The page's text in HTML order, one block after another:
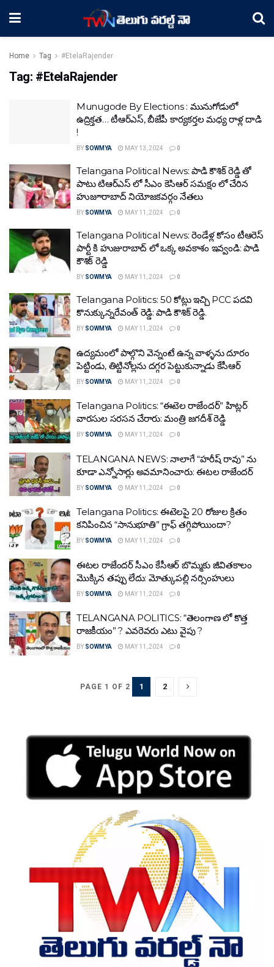
Home Tag #EtelaRajender
Tag: #EtelaRajender
Munugode By Elections : మునుగోడులో
ఉద్రిక్తత… టీఆర్ఎస్, బీజేపీ కార్యకర్తల మధ్య రాళ్ల దాడి
!
BY SOWMYA MAY 13, 2024 0
Telangana Political News: పాడి కౌశిక్ రెడ్డి తో
పాటు టిఆర్ఎస్ లో సీఎం కెసిఆర్ సమక్షం లో చేరిన
హుజూరాబాద్ నియోజకవర్గం నేతలు
BY SOWMYA MAY 11, 2024 0
Telangana Political News: రెండేళ్ల కోసం టీఆరెస్
పార్టీ కి హుజురాబాద్ లో ఒక్క అవకాశం ఇవ్వండి: పాడి
కౌశిక్ రెడ్డి
BY SOWMYA MAY 11, 2024 0
Telangana Politics: 50 కోట్లు ఇచ్చి PCC పదవి
కొనుక్కున్నరేవంత్ రెడ్డి: పాడి కౌశిక్ రెడ్డి.
BY SOWMYA MAY 11, 2024 0
ఉద్యమంలో పాల్గొని వెన్నంటే ఉన్న వాళ్ళను దూరం
పెట్టిండు, తిట్టినోల్లను దగ్గర పెట్టుకున్నాడు కేసీఆర్
BY SOWMYA MAY 11, 2024 0
Telangana Politics: “ఈటెల రాజేందర్” హిట్లర్
వారసుల సరసన చేరారు: మంత్రి జగదీశ్ రెడ్డి
BY SOWMYA MAY 11, 2024 0
TELANGANA NEWS: నాలాగే “హరీష్ రావు” ను
కూడా ఎన్నోసార్లు అవమానించారు: ఈటల రాజేందర్
BY SOWMYA MAY 11, 2024 0
Telangana Politics: ఈటెలపై 20 రోజుల క్రితం
కనిపించిన “సానుభూతి” గ్రాఫ్ తగ్గిపోయిందా?
BY SOWMYA MAY 11, 2024 0
ఈట‌ల రాజేంద‌ర్‌ సీఎం కేసీఆర్ బొమ్మ‌కు జీవిత‌కాలం
మొక్కిన త‌ప్పు లేదు: మోత్కుప‌ల్లి న‌ర్సింహులు
BY SOWMYA MAY 11, 2024 0
TELANGANA POLITICS: “తెలంగాణ లో కొత్త
రాజకీయం” ? ఎవరెవరు ఎటు వైపు ?
BY SOWMYA MAY 11, 2024 0
PAGE 1 OF 2 1 2